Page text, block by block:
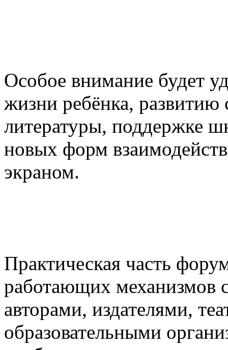
Особое внимание будет
жизни ребёнка, развитию
литературы, поддержке
новых форм
экраном.
Практическая часть
работающих механизмов
авторами, издателями,
образовательными